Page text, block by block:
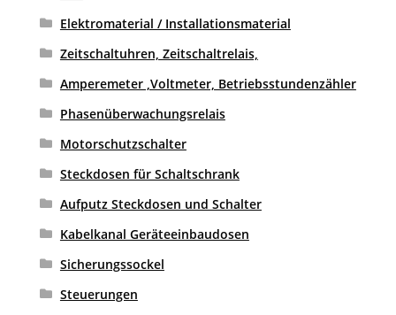
Elektromaterial / Installationsmaterial
Zeitschaltuhren, Zeitschaltrelais,
Amperemeter ,Voltmeter, Betriebsstundenzähler
Phasenüberwachungsrelais
Motorschutzschalter
Steckdosen für Schaltschrank
Aufputz Steckdosen und Schalter
Kabelkanal Geräteeinbaudosen
Sicherungssockel
Steuerungen